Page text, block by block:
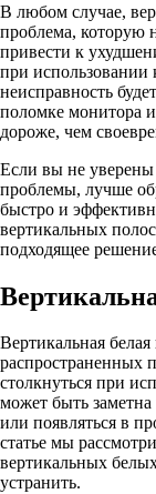
В любом случае,
проблема, которую
привести к
при использовании
неисправность
поломке монитора
дороже, чем
Если вы не уверены
проблемы, лучше
быстро и
вертикальных
подходящее
Вертикальная
распространенных
столкнуться при
может быть
или появляться в
статье мы
вертикальных
устранить.